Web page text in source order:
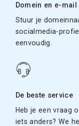
Domein en e-
Stuur je
socialmedia-
eenvoudig.
De beste service
Heb je een vraag
iets anders? We